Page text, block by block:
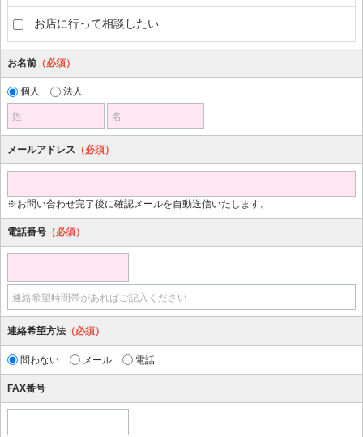
お店に行って相談したい
お名前 （必須）
個人 法人
姓 名
メールアドレス （必須）
※お問い合わせ完了後に確認メールを自動送信いたします。
電話番号 （必須）
連絡希望時間帯があればご記入ください
連絡希望方法 （必須）
問わない メール 電話
FAX番号